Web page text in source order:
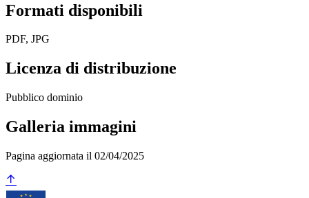
Formati disponibili
PDF, JPG
Licenza di distribuzione
Pubblico dominio
Galleria immagini
Pagina aggiornata il 02/04/2025